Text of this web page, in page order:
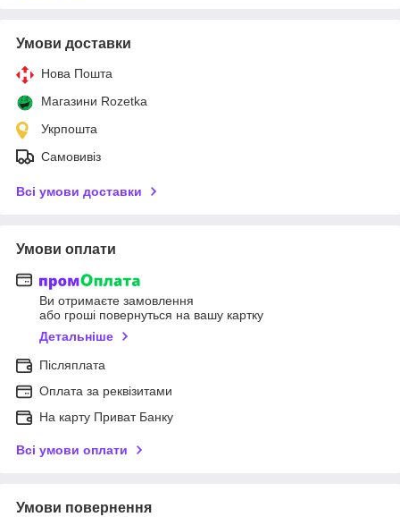
Умови доставки
Нова Пошта
Магазини Rozetka
Укрпошта
Самовивіз
Всі умови доставки
Умови оплати
Ви отримаєте замовлення
або гроші повернуться на вашу картку
Детальніше
Післяплата
Оплата за реквізитами
На карту Приват Банку
Всі умови оплати
Умови повернення